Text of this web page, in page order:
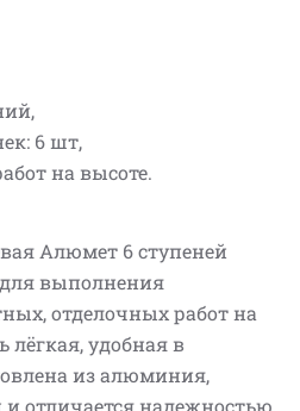
6 шт,
на высоте.
Алюмет 6 ступеней
выполнения
отделочных работ на
лёгкая, удобная в
из алюминия,
отличается надежностью